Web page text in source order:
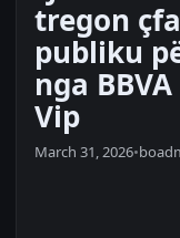
tregon
publiku
nga
Vip
March 31, 2026•